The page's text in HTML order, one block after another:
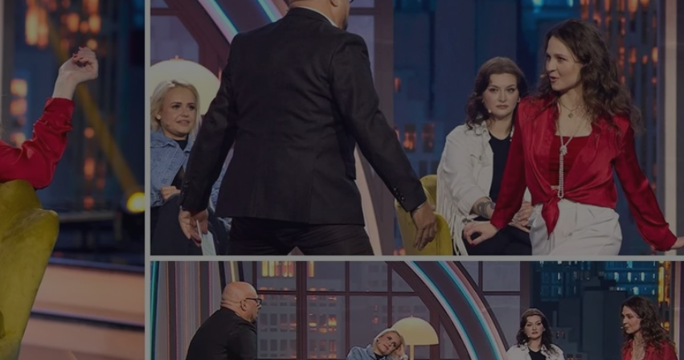
rudaslaska.com.pl 1 rok
Ten plik cookie przechowuje identyfikator sesji.
rudaslaska.com.pl
Ten plik cookie przechowuje identyfikator sesji.
rudaslaska.com.pl
Ten plik cookie przechowuje identyfikator sesji.
.tiktok.com 1 tydzień 3 dni
Ten plik cookie jest używany do celów
uwierzytelniania i bezpieczeństwa, zapewniając, że
użytkownicy pozostają zalogowani, a ich dane są
zabezpieczone, jak poruszać się przez witrynę
internetową lub interakcji z jej usług.
Cloudflare Inc.
30 minut
Ten plik cookie służy do rozróżniania ludzi i botów.
Jest to korzystne dla strony internetowej, ponieważ
umożliwia tworzenie ważnych raportów na temat
korzystania z jej witryny internetowej.
Cloudflare Inc.
.twitter.com
29 minut 59
Ten plik cookie służy do rozróżniania ludzi i botów.
Jest to korzystne dla strony internetowej, ponieważ
umożliwia tworzenie ważnych raportów na temat
korzystania z jej witryny internetowej.
YouTube
.youtube.com
5 miesięcy 4
tygodnie
Ten plik cookie jest używany do przechowywania
zgody użytkownika i wyboru prywatności dla ich
interakcji z witryną. Rejestruje dane dotyczące
zgody odwiedzającego na różne polityki i
ustawienia prywatności, zapewniając, że ich
preferencje zostaną uhonorowane w przyszłych
sesjach.
CookieScript
4 tygodnie 2 dni
Ten plik cookie jest używany przez usługę Cookie-
Polityce prywatności Google